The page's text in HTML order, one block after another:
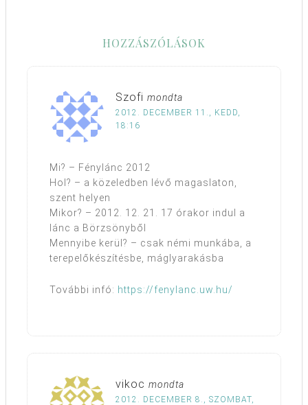
HOZZÁSZÓLÁSOK
Szofi mondta
2012. DECEMBER 11., KEDD,
18:16
Mi? – Fénylánc 2012
Hol? – a közeledben lévő magaslaton,
szent helyen
Mikor? – 2012. 12. 21. 17 órakor indul a
lánc a Börzsönyből
Mennyibe kerül? – csak némi munkába, a
terepelőkészítésbe, máglyarakásba
További infó: https://fenylanc.uw.hu/
vikoc mondta
2012. DECEMBER 8., SZOMBAT,